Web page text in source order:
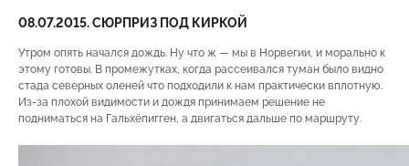
08.07.2015. СЮРПРИЗ ПОД КИРКОЙ
Утром опять начался дождь. Ну что ж — мы в Норвегии, и морально к
этому готовы. В промежутках, когда рассеивался туман было видно
стада северных оленей что подходили к нам практически вплотную.
Из-за плохой видимости и дождя принимаем решение не
подниматься на Гальхёпигген, а двигаться дальше по маршруту.